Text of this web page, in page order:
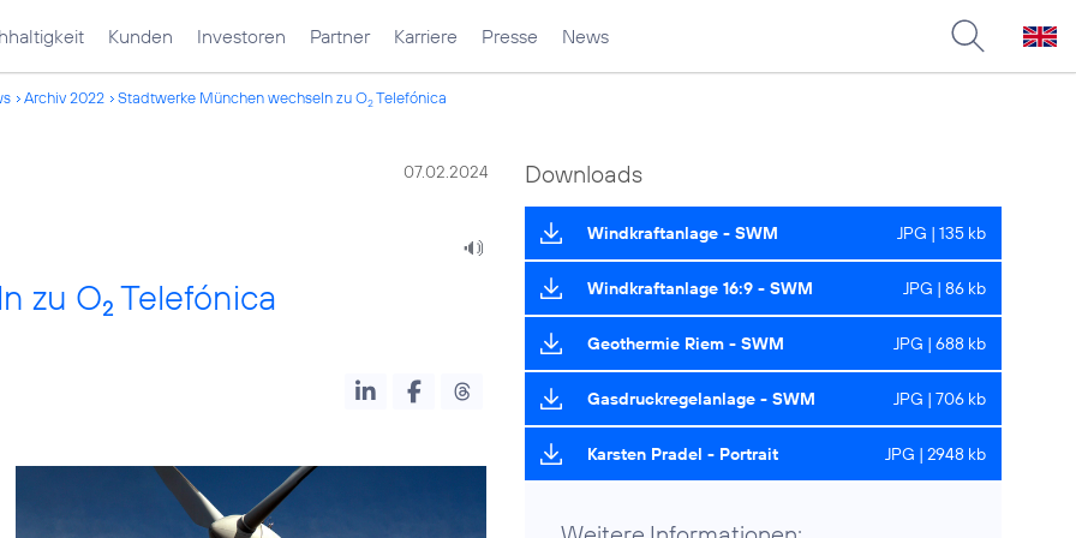
Kunden Investoren Partner Karriere Presse News
Archiv 2022 Stadtwerke München wechseln zu O2Telefónica
07.02.2024
zu O2 Telefónica
Downloads
Windkraftanlage - SWM JPG | 135 kb
Windkraftanlage 16:9 - SWM JPG | 86 kb
Geothermie Riem - SWM JPG | 688 kb
Gasdruckregelanlage - SWM JPG | 706 kb
Karsten Pradel - Portrait JPG | 2948 kb